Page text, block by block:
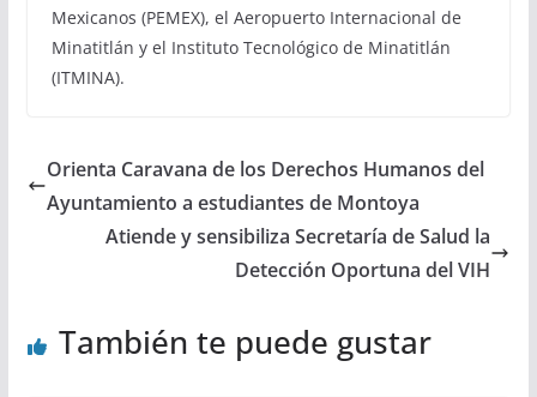
Mexicanos (PEMEX), el Aeropuerto Internacional de
Minatitlán y el Instituto Tecnológico de Minatitlán
(ITMINA).
Orienta Caravana de los Derechos Humanos del
Ayuntamiento a estudiantes de Montoya
Atiende y sensibiliza Secretaría de Salud la
Detección Oportuna del VIH
También te puede gustar